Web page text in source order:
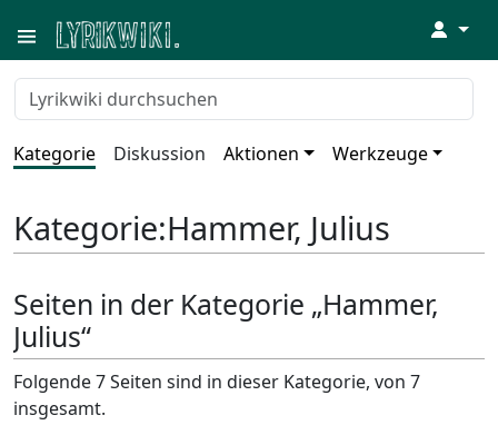
↓
Kategorie Diskussion Aktionen Werkzeuge
Kategorie:Hammer, Julius
Seiten in der Kategorie „Hammer,
Julius“
Folgende 7 Seiten sind in dieser Kategorie, von 7
insgesamt.